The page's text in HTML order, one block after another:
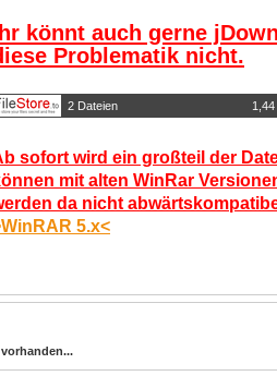
könnt auch gerne
Problematik nicht.
2 Dateien
sofort wird ein großteil der
mit alten WinRar
da nicht
5.x<